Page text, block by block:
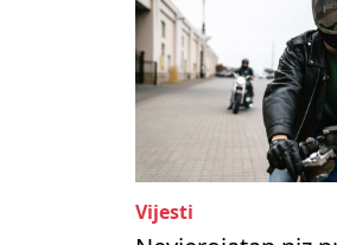
Vijesti